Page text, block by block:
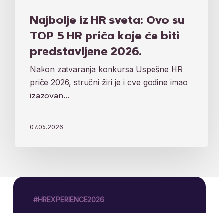
Najbolje iz HR sveta: Ovo su
TOP 5 HR priča koje će biti
predstavljene 2026.
Nakon zatvaranja konkursa Uspešne HR
priče 2026, stručni žiri je i ove godine imao
izazovan…
07.05.2026
#HREXPERIENCE2026